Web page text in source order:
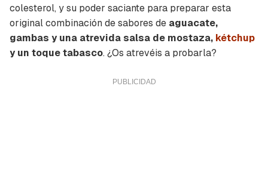
colesterol, y su poder saciante para preparar esta
original combinación de sabores de aguacate,
gambas y una atrevida salsa de mostaza, kétchup
y un toque tabasco. ¿Os atrevéis a probarla?